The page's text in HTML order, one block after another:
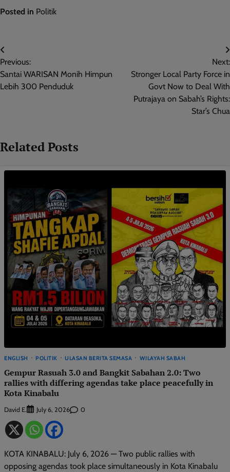
Posted in Politik
Post
navigation
Previous:
Santai WARISAN Monih Himpun
Lebih 300 Penduduk
Next:
Stronger Local Party Force in
Govt Now to Deal With
Putrajaya on Sabah’s Rights:
Star’s Chua
Related Posts
ENGLISH POLITIK ULASAN BERITA SEMASA WILAYAH SABAH
Gempur Rasuah 3.0 and Bangkit Sabahan 2.0: Two
rallies with differing agendas take place peacefully in
Kota Kinabalu
David E. July 6, 2026 0
KOTA KINABALU: July 6, 2026 — Two public rallies with
opposing agendas took place simultaneously in Kota Kinabalu